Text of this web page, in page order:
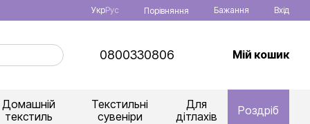
УкрРус Порівняння Бажання Вхід
0800330806 Мій кошик
Домашній
текстиль
Текстильні
сувеніри
Для
дітлахів
Роздріб